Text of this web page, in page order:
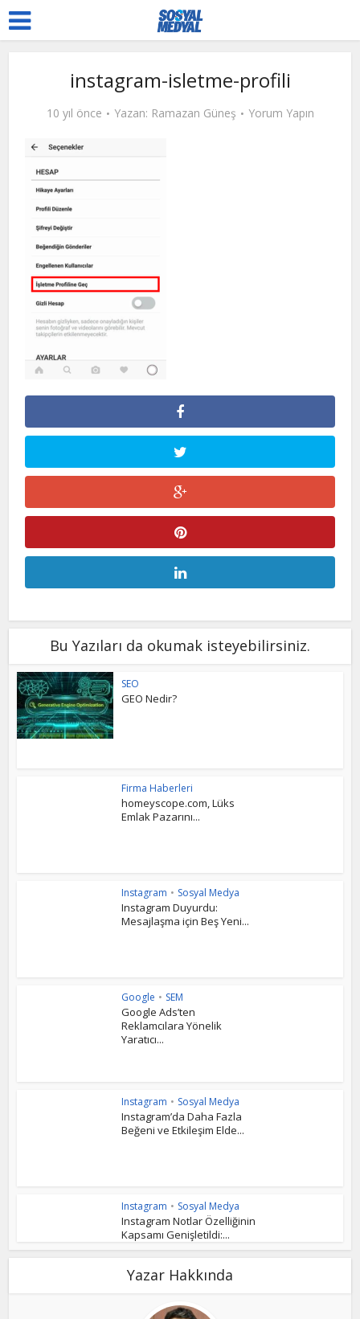
instagram-isletme-profili
10 yıl önce Yazan: Ramazan Güneş Yorum Yapın
Bu Yazıları da okumak isteyebilirsiniz.
SEO
GEO Nedir?
Firma Haberleri
homeyscope.com, Lüks
Emlak Pazarını...
Instagram • Sosyal Medya
Instagram Duyurdu:
Mesajlaşma için Beş Yeni...
Google • SEM
Google Ads’ten
Reklamcılara Yönelik
Yaratıcı...
Instagram • Sosyal Medya
Instagram’da Daha Fazla
Beğeni ve Etkileşim Elde...
Instagram • Sosyal Medya
Instagram Notlar Özelliğinin
Kapsamı Genişletildi:...
Yazar Hakkında